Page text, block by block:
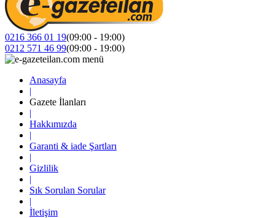
0216 366 01 19(09:00 - 19:00)
0212 571 46 99(09:00 - 19:00)
Anasayfa
|
Gazete İlanları
|
Hakkımızda
|
Garanti & iade Şartları
|
Gizlilik
|
Sık Sorulan Sorular
|
İletişim